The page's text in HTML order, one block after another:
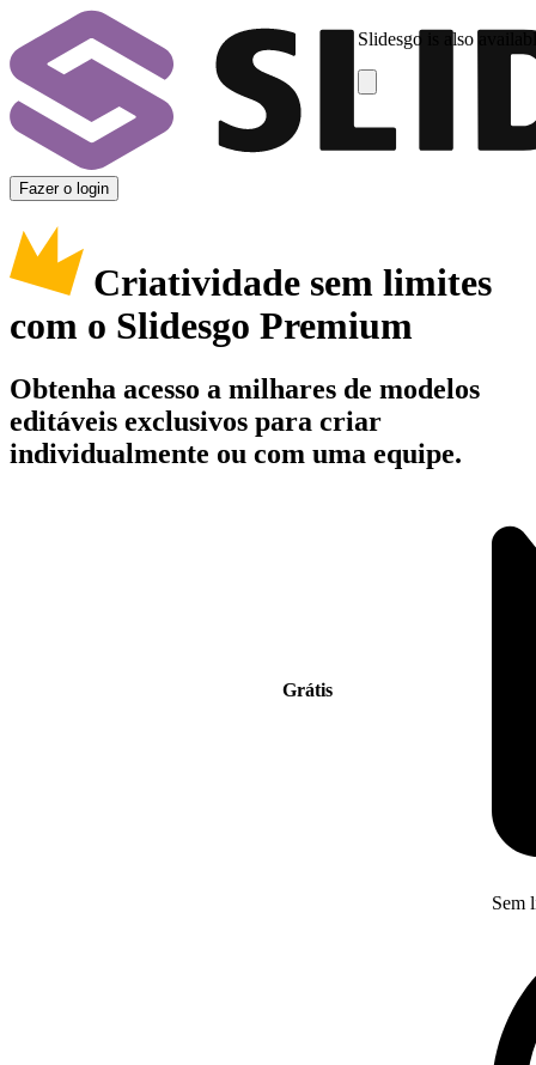
Slidesgo is also
Fazer o login
Criatividade sem limites
com o Slidesgo Premium
Obtenha acesso a milhares de modelos
editáveis exclusivos para criar
individualmente ou com uma equipe.
Grátis
Sem